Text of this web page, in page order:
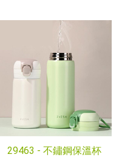
29463 - 不鏽鋼保溫杯